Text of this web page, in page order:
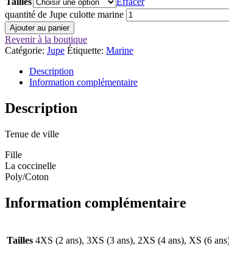
quantité de Jupe culotte marine
Ajouter au panier
Revenir à la boutique
Catégorie: Jupe Étiquette: Marine
Description
Information complémentaire
Description
Tenue de ville
Fille
La coccinelle
Poly/Coton
Information complémentaire
Tailles 4XS (2 ans), 3XS (3 ans), 2XS (4 ans), XS (6